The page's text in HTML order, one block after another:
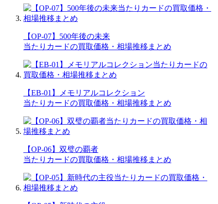
【OP-07】500年後の未来
当たりカードの買取価格・相場推移まとめ
【EB-01】メモリアルコレクション
当たりカードの買取価格・相場推移まとめ
【OP-06】双璧の覇者
当たりカードの買取価格・相場推移まとめ